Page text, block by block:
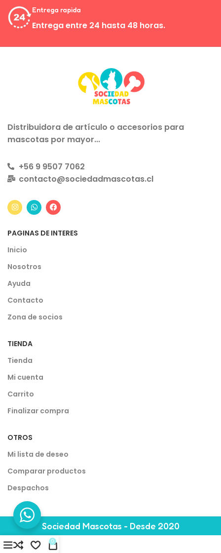
Entrega rapida
Entrega entre 24 hasta 48 horas.
Distribuidora de artículo o accesorios para
mascotas por mayor...
+56 9 9507 7062
contacto@sociedadmascotas.cl
PAGINAS DE INTERES
Inicio
Nosotros
Ayuda
Contacto
Zona de socios
TIENDA
Tienda
Mi cuenta
Carrito
Finalizar compra
OTROS
Mi lista de deseo
Comparar productos
Despachos
Sociedad Mascotas - Desde 2020
0